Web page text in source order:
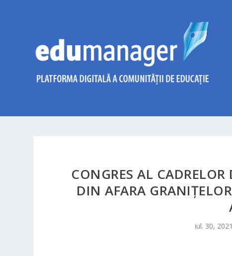
CONGRES AL
DIN AFARA
iul. 30, 2021